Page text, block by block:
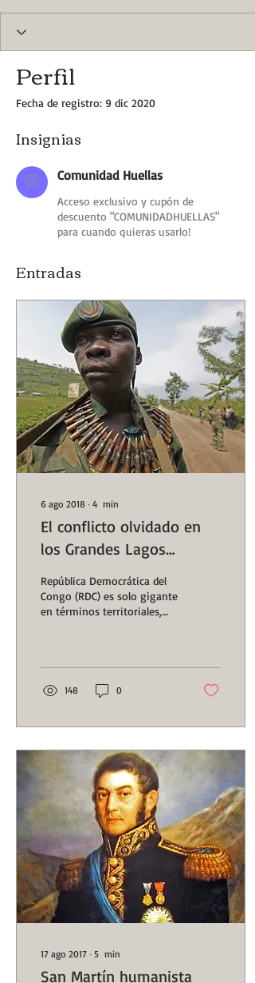
Perfil
Fecha de registro: 9 dic 2020
Insignias
Comunidad Huellas
Acceso exclusivo y cupón de
descuento "COMUNIDADHUELLAS"
para cuando quieras usarlo!
Entradas
6 ago 2018 ∙ 4 min
El conflicto olvidado en
los Grandes Lagos
africanos
República Democrática del
Congo (RDC) es solo gigante
en términos territoriales,
148 0
17 ago 2017 ∙ 5 min
San Martín humanista